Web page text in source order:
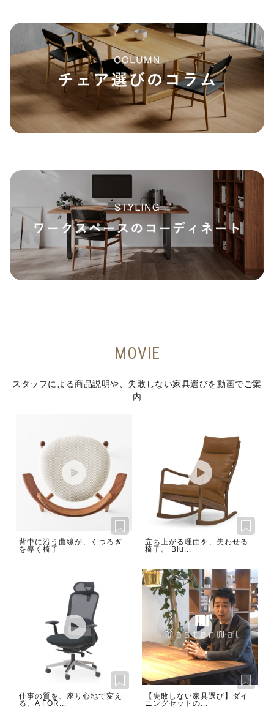
MOVIE
スタッフによる商品説明や、失敗しない家具選びを動画でご案
内
背中に沿う曲線が、くつろぎ
を導く椅子
立ち上がる理由を、失わせる
椅子。 Blu...
仕事の質を、座り心地で変え
る。A FOR...
【失敗しない家具選び】ダイ
ニングセットの...